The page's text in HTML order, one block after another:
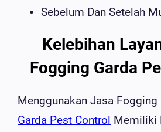
Sebelum Dan Setelah
Kelebihan
Fogging Garda
Menggunakan Jasa Fogging
Garda Pest Control Memiliki